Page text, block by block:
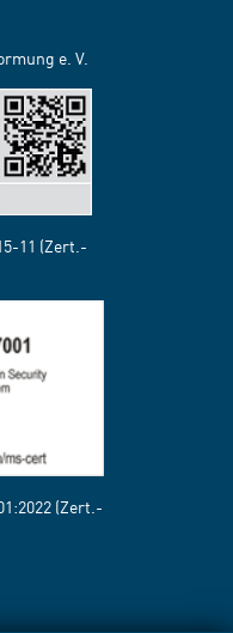
e. V.
11 (Zert.-
(Zert.-